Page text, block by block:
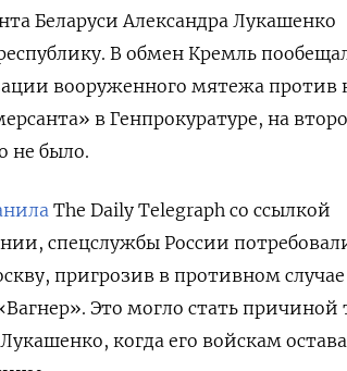
Беларуси Александра Лукашенко
В обмен Кремль
вооруженного мятежа против
в Генпрокуратуре, на
не было.
The Daily Telegraph со ссылкой
спецслужбы России
пригрозив в противном случае
Это могло стать причиной
когда его войскам